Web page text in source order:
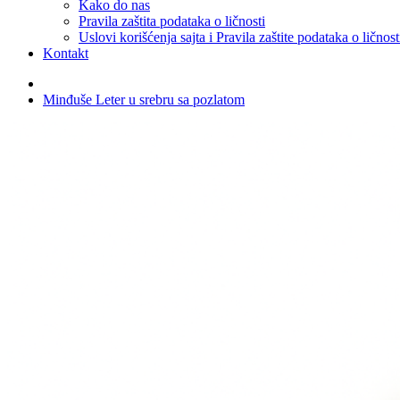
Kako do nas
Pravila zaštita podataka o ličnosti
Uslovi korišćenja sajta i Pravila zaštite podataka o
Kontakt
Minđuše Leter u srebru sa pozlatom